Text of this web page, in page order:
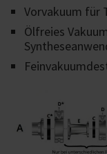
Vorvakuum für
Ölfreies